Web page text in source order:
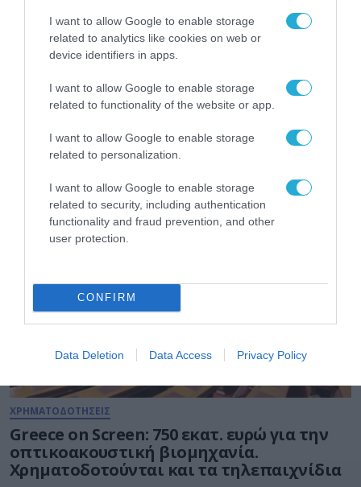
I want to allow Google to enable storage
related to analytics like cookies on web or
device identifiers in apps.
I want to allow Google to enable storage
related to functionality of the website or app.
I want to allow Google to enable storage
related to personalization.
I want to allow Google to enable storage
related to security, including authentication
functionality and fraud prevention, and other
user protection.
CONFIRM
Data Deletion Data Access Privacy Policy
Η 3η σεζόν του «Lioness» με την Ζόε
Σαλντάνα και το «Scream 7» με την
Κόρτνεϊ Κοξ έρχονται τον Αύγουστο στην
ΧΡΗΜΑΤΟΔΟΤΗΣΕΙΣ
Greece on Screen: 750 εκατ. ευρώ για την
οπτικοακουστική βιομηχανία.
Χρηματοδοτούνται και τα τηλεπαιχνίδια